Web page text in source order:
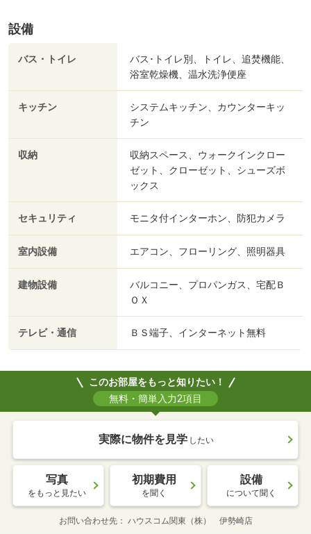
設備
バス・トイレ
バス･トイレ別、トイレ、追焚機能、
浴室乾燥機、温水洗浄便座
キッチン
システムキッチン、カウンターキッ
チン
収納
収納スペース、ウォークインクロー
ゼット、クローゼット、シューズボ
ックス
セキュリティ モニタ付インターホン、防犯カメラ
室内設備 エアコン、フローリング、照明器具
建物設備
バルコニー、プロパンガス、宅配Ｂ
ＯＸ
テレビ・通信 ＢＳ端子、インターネット無料
このお部屋をもっと知りたい！
無料・簡単入力2項目
実際に物件を見学 したい
写真
をもっと見たい
初期費用
を聞く
設備
について聞く
お問い合わせ先 ハウスコム関東（株） 伊勢崎店